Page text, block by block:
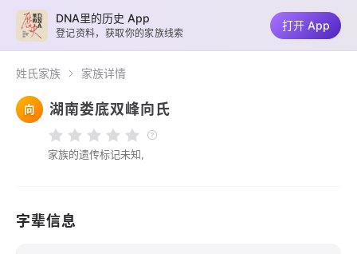
姓氏家族 家族详情
向 湖南娄底双峰向氏
家族的遗传标记未知,
字辈信息
DNA里的历史 App
登记资料，获取你的家族线索
打开 App